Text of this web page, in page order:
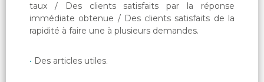
taux / Des clients satisfaits par la réponse
immédiate obtenue / Des clients satisfaits de la
rapidité à faire une à plusieurs demandes.
Des articles utiles.